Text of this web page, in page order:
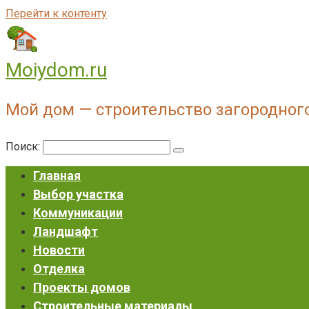
Перейти к контенту
Moiydom.ru
Мой дом — строительство
Поиск:
Главная
Выбор участка
Коммуникации
Ландшафт
Новости
Отделка
Проекты домов
Строительные материалы